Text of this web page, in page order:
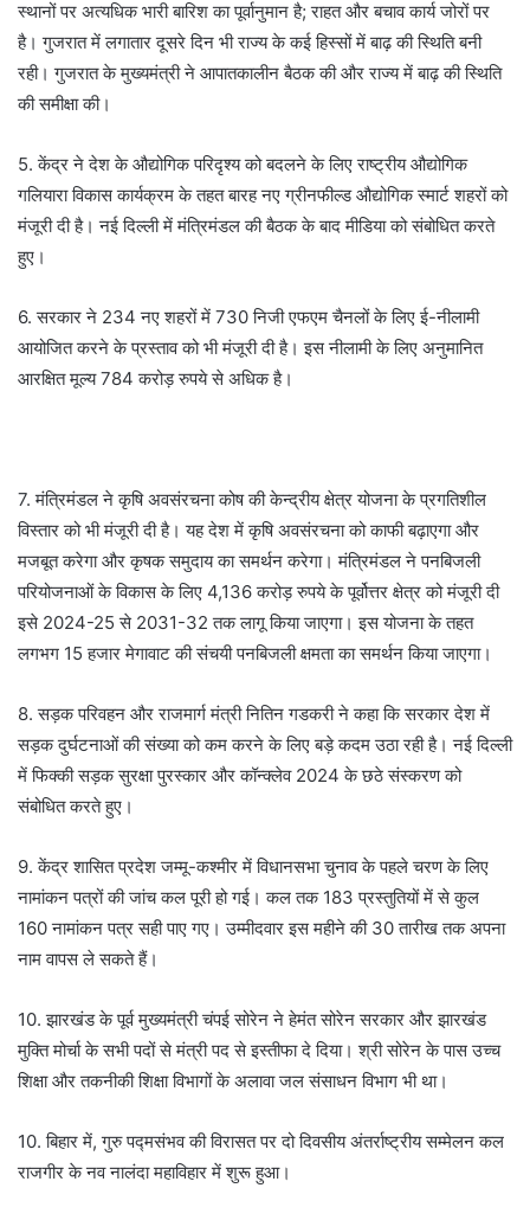
स्थानों पर अत्यधिक भारी बारिश का पूर्वानुमान है; राहत और बचाव कार्य जोरों पर
है। गुजरात में लगातार दूसरे दिन भी राज्य के कई हिस्सों में बाढ़ की स्थिति बनी
रही। गुजरात के मुख्यमंत्री ने आपातकालीन बैठक की और राज्य में बाढ़ की स्थिति
की समीक्षा की।
5. केंद्र ने देश के औद्योगिक परिदृश्य को बदलने के लिए राष्ट्रीय औद्योगिक
गलियारा विकास कार्यक्रम के तहत बारह नए ग्रीनफील्ड औद्योगिक स्मार्ट शहरों को
मंजूरी दी है। नई दिल्ली में मंत्रिमंडल की बैठक के बाद मीडिया को संबोधित करते
हुए।
6. सरकार ने 234 नए शहरों में 730 निजी एफएम चैनलों के लिए ई-नीलामी
आयोजित करने के प्रस्ताव को भी मंजूरी दी है। इस नीलामी के लिए अनुमानित
आरक्षित मूल्य 784 करोड़ रुपये से अधिक है।
7. मंत्रिमंडल ने कृषि अवसंरचना कोष की केन्द्रीय क्षेत्र योजना के प्रगतिशील
विस्तार को भी मंजूरी दी है। यह देश में कृषि अवसंरचना को काफी बढ़ाएगा और
मजबूत करेगा और कृषक समुदाय का समर्थन करेगा। मंत्रिमंडल ने पनबिजली
परियोजनाओं के विकास के लिए 4,136 करोड़ रुपये के पूर्वोत्तर क्षेत्र को मंजूरी दी
इसे 2024-25 से 2031-32 तक लागू किया जाएगा। इस योजना के तहत
लगभग 15 हजार मेगावाट की संचयी पनबिजली क्षमता का समर्थन किया जाएगा।
8. सड़क परिवहन और राजमार्ग मंत्री नितिन गडकरी ने कहा कि सरकार देश में
सड़क दुर्घटनाओं की संख्या को कम करने के लिए बड़े कदम उठा रही है। नई दिल्ली
में फिक्की सड़क सुरक्षा पुरस्कार और कॉन्क्लेव 2024 के छठे संस्करण को
संबोधित करते हुए।
9. केंद्र शासित प्रदेश जम्मू-कश्मीर में विधानसभा चुनाव के पहले चरण के लिए
नामांकन पत्रों की जांच कल पूरी हो गई। कल तक 183 प्रस्तुतियों में से कुल
160 नामांकन पत्र सही पाए गए। उम्मीदवार इस महीने की 30 तारीख तक अपना
नाम वापस ले सकते हैं।
10. झारखंड के पूर्व मुख्यमंत्री चंपई सोरेन ने हेमंत सोरेन सरकार और झारखंड
मुक्ति मोर्चा के सभी पदों से मंत्री पद से इस्तीफा दे दिया। श्री सोरेन के पास उच्च
शिक्षा और तकनीकी शिक्षा विभागों के अलावा जल संसाधन विभाग भी था।
10. बिहार में, गुरु पद्मसंभव की विरासत पर दो दिवसीय अंतर्राष्ट्रीय सम्मेलन कल
राजगीर के नव नालंदा महाविहार में शुरू हुआ।